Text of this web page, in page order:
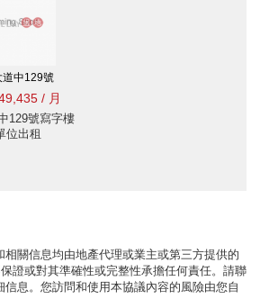
道中129號
/ 月
129號寫字樓
位出租
相關信息均由地產代理或業主或第三方提供的
證或對其準確性或完整性承擔任何責任。請聯
信息。您訪問和使用本協議內容的風險由您自